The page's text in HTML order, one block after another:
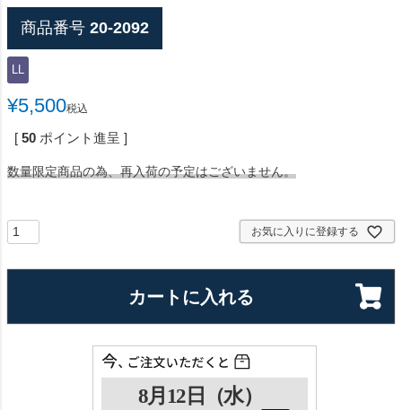
商品番号 20-2092
LL
¥5,500税込
[ 50 ポイント進呈 ]
数量限定商品の為、再入荷の予定はございません。
お気に入りに登録する
カートに入れる